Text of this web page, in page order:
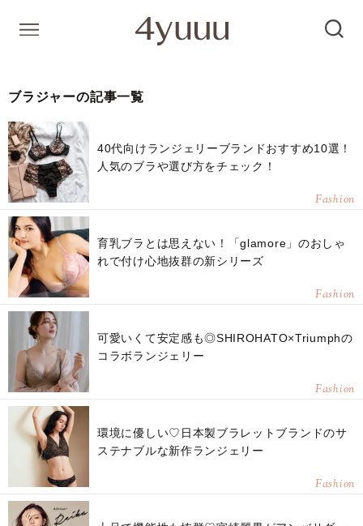
ブラジャーの記事一覧
40代向けランジェリーブランドおすすめ10選！
人気のブラや選び方をチェック！
Fashion
育乳ブラとは思えない！「glamore」のおしゃ
れで付け心地抜群の新シリーズ
Fashion
可愛いくて安定感も◎SHIROHATO×Triumphの
コラボランジェリー
Fashion
環境に優しい♡日本製ブラレットブランドのサ
ステナブルな新作ランジェリー
Fashion